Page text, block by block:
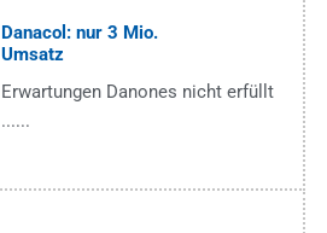
Danacol: nur 3 Mio. 
Umsatz
Erwartungen Danones nicht erfüllt
......